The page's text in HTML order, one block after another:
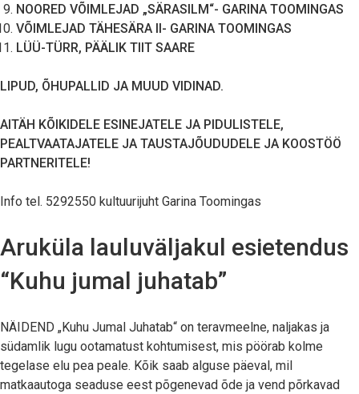
NOORED VÕIMLEJAD „SÄRASILM“- GARINA TOOMINGAS
VÕIMLEJAD TÄHESÄRA II- GARINA TOOMINGAS
LÜÜ-TÜRR, PÄÄLIK TIIT SAARE
LIPUD, ÕHUPALLID JA MUUD VIDINAD.
AITÄH KÕIKIDELE ESINEJATELE JA PIDULISTELE,
PEALTVAATAJATELE JA TAUSTAJÕUDUDELE JA KOOSTÖÖ
PARTNERITELE!
Info tel. 5292550 kultuurijuht Garina Toomingas
Aruküla lauluväljakul esietendus
“Kuhu jumal juhatab”
NÄIDEND „Kuhu Jumal Juhatab“ on teravmeelne, naljakas ja
südamlik lugu ootamatust kohtumisest, mis pöörab kolme
tegelase elu pea peale. Kõik saab alguse päeval, mil
matkaautoga seaduse eest põgenevad õde ja vend põrkavad